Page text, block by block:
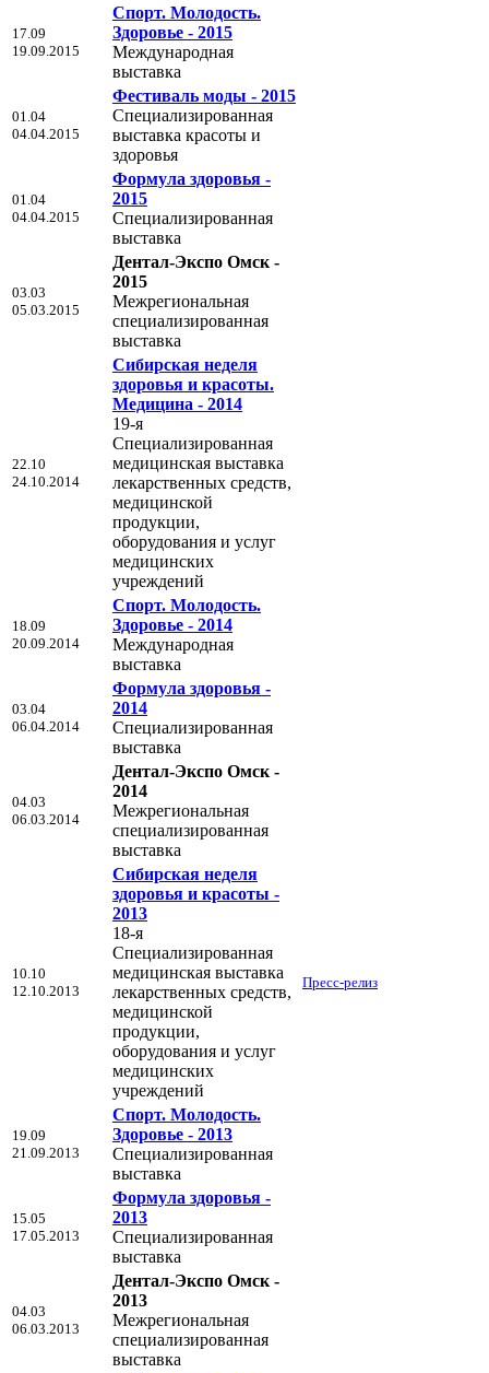
17.09
19.09.2015
Спорт. Молодость.
Здоровье - 2015
Международная
выставка
01.04
04.04.2015
Фестиваль моды - 2015
Специализированная
выставка красоты и
здоровья
01.04
04.04.2015
Формула здоровья -
2015
Специализированная
выставка
03.03
05.03.2015
Дентал-Экспо Омск -
2015
Межрегиональная
специализированная
выставка
22.10
24.10.2014
Сибирская неделя
здоровья и красоты.
Медицина - 2014
19-я
Специализированная
медицинская выставка
лекарственных средств,
медицинской
продукции,
оборудования и услуг
медицинских
учреждений
18.09
20.09.2014
Спорт. Молодость.
Здоровье - 2014
Международная
выставка
03.04
06.04.2014
Формула здоровья -
2014
Специализированная
выставка
04.03
06.03.2014
Дентал-Экспо Омск -
2014
Межрегиональная
специализированная
выставка
10.10
12.10.2013
Сибирская неделя
здоровья и красоты -
2013
18-я
Специализированная
медицинская выставка
лекарственных средств,
медицинской
продукции,
оборудования и услуг
медицинских
учреждений
Пресс-релиз
19.09
21.09.2013
Спорт. Молодость.
Здоровье - 2013
Специализированная
выставка
15.05
17.05.2013
Формула здоровья -
2013
Специализированная
выставка
04.03
06.03.2013
Дентал-Экспо Омск -
2013
Межрегиональная
специализированная
выставка